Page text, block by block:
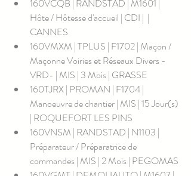
160VCQB | RANDSTAD | M1601 |
Hôte / Hôtesse d'accueil | CDI |  |
CANNES
160VMXM | TPLUS | F1702 | Maçon /
Maçonne Voiries et Réseaux Divers -
VRD- | MIS | 3 Mois | GRASSE
160TJRX | PROMAN | F1704 |
Manoeuvre de chantier | MIS | 15 Jour(s)
| ROQUEFORT LES PINS
160VNSM | RANDSTAD | N1103 |
Préparateur / Préparatrice de
commandes | MIS | 2 Mois | PEGOMAS